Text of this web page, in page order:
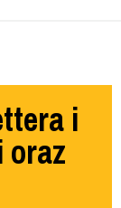
i
oraz